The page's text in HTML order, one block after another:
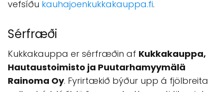
Kukkakauppa,
Hautaustoimisto ja
Puutarhamyymälä Rainoma
Oy
Kukkakauppa, Hautaustoimisto ja